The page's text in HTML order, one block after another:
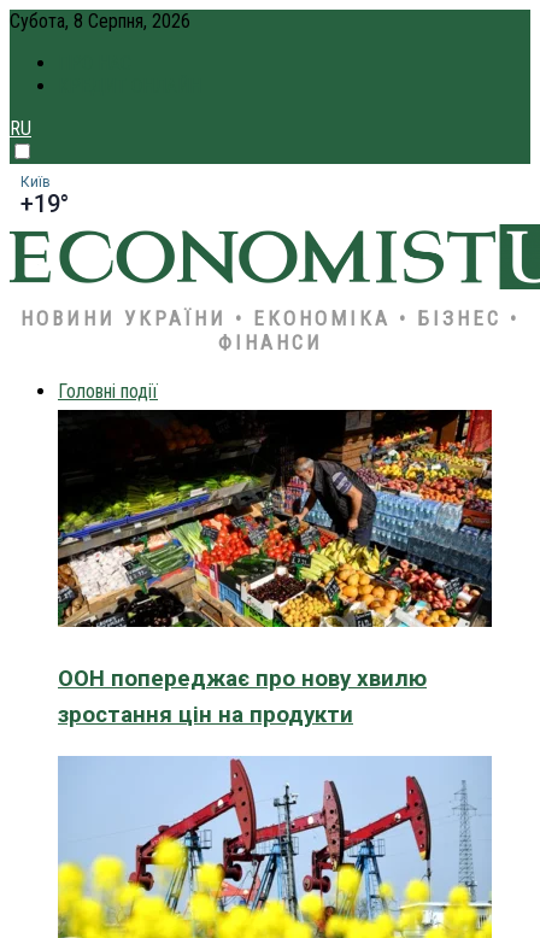
Субота, 8 Серпня, 2026
RU
Київ
+19°
НОВИНИ УКРАЇНИ • ЕКОНОМІКА • БІЗНЕС •
ФІНАНСИ
Головні події
ООН попереджає про нову хвилю
зростання цін на продукти